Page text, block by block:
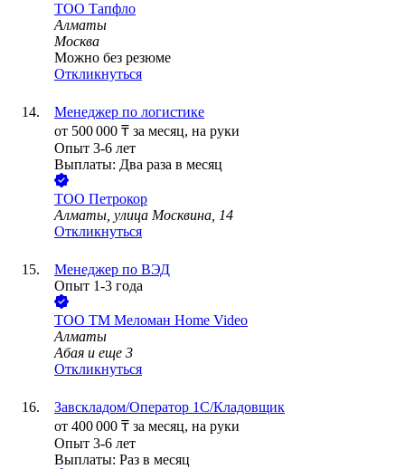
ТОО Тапфло
Алматы
Москва
Можно без резюме
Откликнуться
Менеджер по логистике
от 500 000 ₸ за месяц, на руки
Опыт 3-6 лет
Выплаты: Два раза в месяц
ТОО Петрокор
Алматы, улица Москвина, 14
Откликнуться
Менеджер по ВЭД
Опыт 1-3 года
ТОО ТМ Меломан Home Video
Алматы
Абая и еще 3
Откликнуться
Завскладом/Оператор 1С/Кладовщик
от 400 000 ₸ за месяц, на руки
Опыт 3-6 лет
Выплаты: Раз в месяц